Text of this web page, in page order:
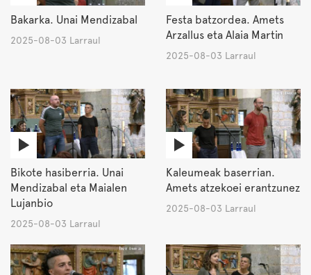
Bakarka. Unai Mendizabal
2025-08-03 Larraul
Festa batzordea. Amets
Arzallus eta Alaia Martin
2025-08-03 Larraul
Bikote hasiberria. Unai
Mendizabal eta Maialen
Lujanbio
2025-08-03 Larraul
Kaleumeak baserrian.
Amets atzekoei erantzunez
2025-08-03 Larraul